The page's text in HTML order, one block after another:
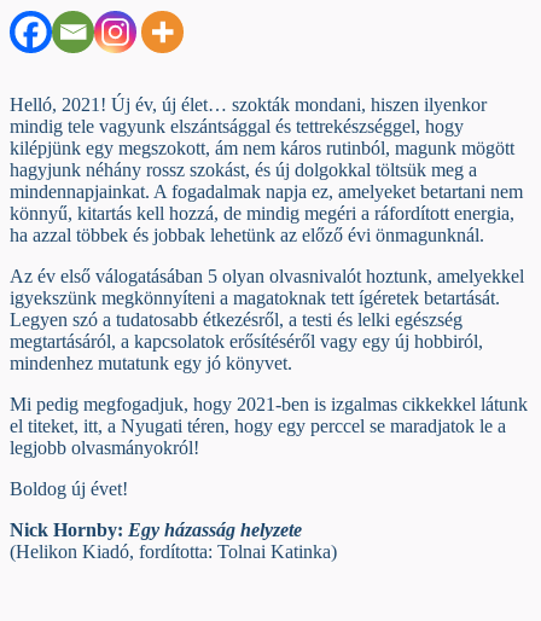
Helló, 2021! Új év, új élet… szokták mondani, hiszen ilyenkor
mindig tele vagyunk elszántsággal és tettrekészséggel, hogy
kilépjünk egy megszokott, ám nem káros rutinból, magunk mögött
hagyjunk néhány rossz szokást, és új dolgokkal töltsük meg a
mindennapjainkat. A fogadalmak napja ez, amelyeket betartani nem
könnyű, kitartás kell hozzá, de mindig megéri a ráfordított energia,
ha azzal többek és jobbak lehetünk az előző évi önmagunknál.
Az év első válogatásában 5 olyan olvasnivalót hoztunk, amelyekkel
igyekszünk megkönnyíteni a magatoknak tett ígéretek betartását.
Legyen szó a tudatosabb étkezésről, a testi és lelki egészség
megtartásáról, a kapcsolatok erősítéséről vagy egy új hobbiról,
mindenhez mutatunk egy jó könyvet.
Mi pedig megfogadjuk, hogy 2021-ben is izgalmas cikkekkel látunk
el titeket, itt, a Nyugati téren, hogy egy perccel se maradjatok le a
legjobb olvasmányokról!
Boldog új évet!
Nick Hornby: Egy házasság helyzete
(Helikon Kiadó, fordította: Tolnai Katinka)